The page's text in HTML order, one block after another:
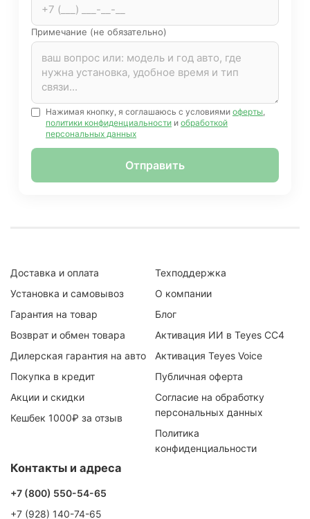
Примечание (не обязательно)
Нажимая кнопку, я соглашаюсь с условиями оферты
политики конфиденциальности и обработкой
персональных данных
Отправить
Доставка и оплата
Установка и самовывоз
Гарантия на товар
Возврат и обмен товара
Дилерская гарантия на авто
Покупка в кредит
Акции и скидки
Кешбек 1000₽ за отзыв
Техподдержка
О компании
Блог
Активация ИИ в Teyes CC4
Активация Teyes Voice
Публичная оферта
Согласие на обработку
персональных данных
Политика
конфиденциальности
Контакты и адреса
+7 (800) 550-54-65
+7 (928) 140-74-65